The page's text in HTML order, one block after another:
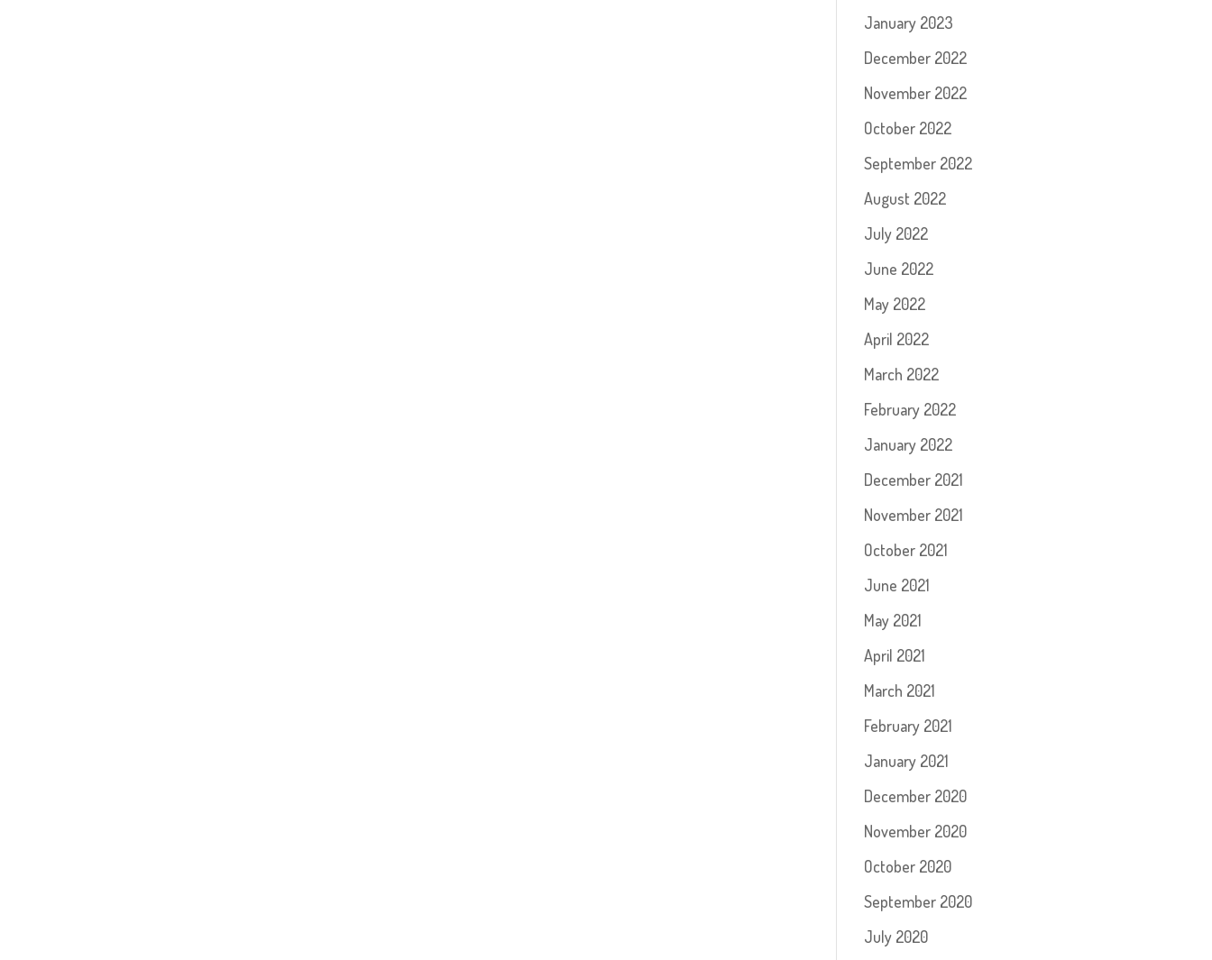
January 2023
December 2022
November 2022
October 2022
September 2022
August 2022
July 2022
June 2022
May 2022
April 2022
March 2022
February 2022
January 2022
December 2021
November 2021
October 2021
June 2021
May 2021
April 2021
March 2021
February 2021
January 2021
December 2020
November 2020
October 2020
September 2020
July 2020